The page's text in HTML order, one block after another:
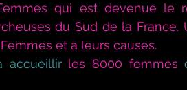
qui est devenue le
du Sud de la
et à leurs causes.
accueillir les 8000 femmes